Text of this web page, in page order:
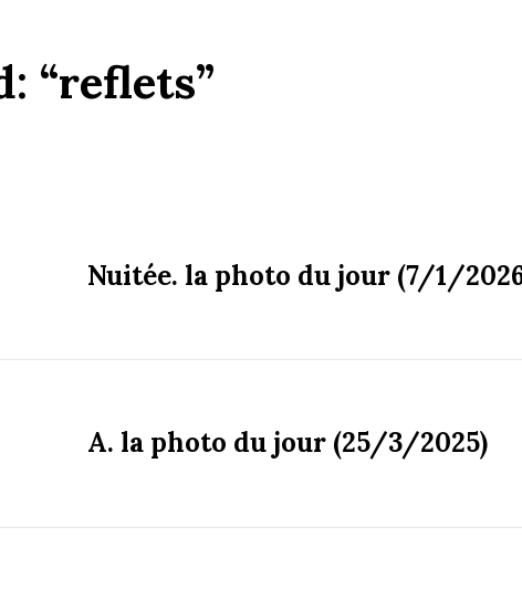
“reflets”
Nuitée. la photo du jour (7/1/
A. la photo du jour (25/3/2025)